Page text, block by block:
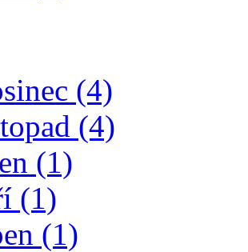
(4)
(4)
(1)
(1)
(1)